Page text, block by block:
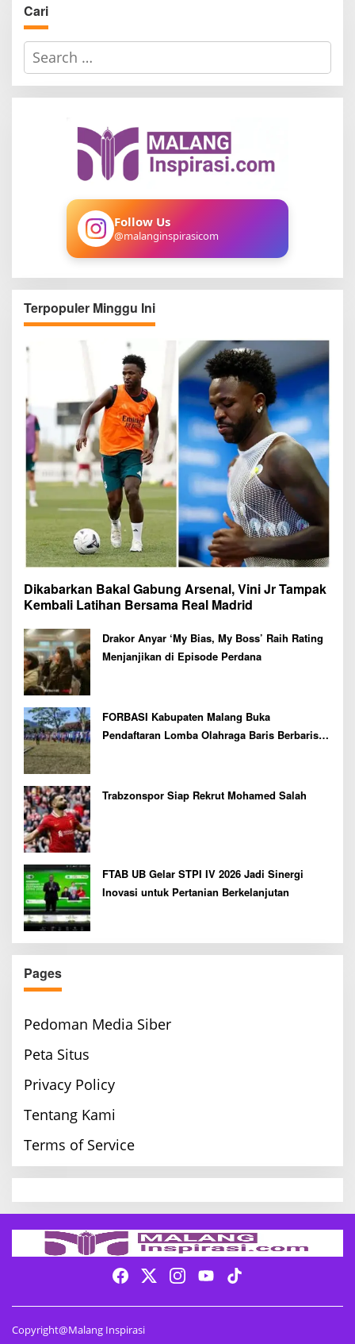
Cari
S
e
a
Follow Us
@malanginspirasicom
Terpopuler Minggu Ini
Dikabarkan Bakal Gabung Arsenal, Vini Jr Tampak
Kembali Latihan Bersama Real Madrid
Drakor Anyar ‘My Bias, My Boss’ Raih Rating
Menjanjikan di Episode Perdana
FORBASI Kabupaten Malang Buka
Pendaftaran Lomba Olahraga Baris Berbaris
Trabzonspor Siap Rekrut Mohamed Salah
FTAB UB Gelar STPI IV 2026 Jadi Sinergi
Inovasi untuk Pertanian Berkelanjutan
Pages
Pedoman Media Siber
Peta Situs
Privacy Policy
Tentang Kami
Terms of Service
Copyright@Malang Inspirasi